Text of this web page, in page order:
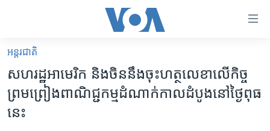
គេហទំព័រ​
ទាក់ទង
និង​
ចូល​
អន្តរជាតិ
អន្តរជាតិ
សហរដ្ឋ​អាមេរិក និង​ចិន​នឹង​ចុះ​ហត្ថលេខា​លើ​កិច្ច​
ព្រមព្រៀង​ពាណិជ្ជកម្ម​ដំណាក់កាល​ដំបូង​នៅ​ថ្ងៃ​ពុធ​
នេះ